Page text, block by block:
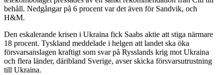
behåll. Nedgångar på 6 procent var det även för Sandvik, och
H&M.
Den eskalerande krisen i Ukraina fick Saabs aktie att stiga närmare
18 procent. Tyskland meddelade i helgen att landet ska öka
försvarsanslagen kraftigt som svar på Rysslands krig mot Ukraina
och flera länder, däribland Sverige, avser skicka försvarsutrustning
till Ukraina.